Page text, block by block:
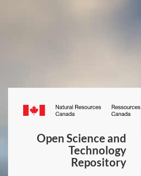
Canada.ca
Open Science and
Technology
Repository